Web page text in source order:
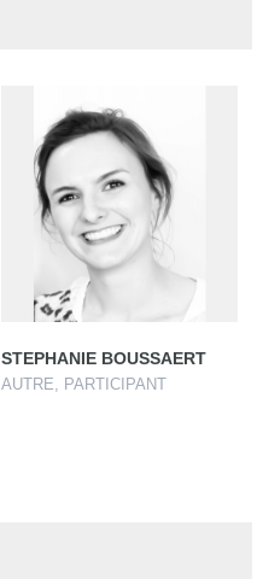
STEPHANIE BOUSSAERT
AUTRE, PARTICIPANT